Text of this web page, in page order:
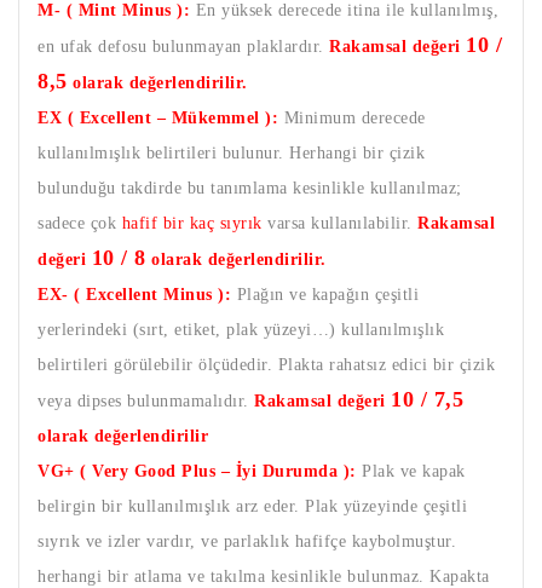
M- ( Mint Minus ): En yüksek derecede itina ile kullanılmış,
en ufak defosu bulunmayan plaklardır. Rakamsal değeri 10 /
8,5 olarak değerlendirilir.
EX ( Excellent – Mükemmel ): Minimum derecede
kullanılmışlık belirtileri bulunur. Herhangi bir çizik
bulunduğu takdirde bu tanımlama kesinlikle kullanılmaz;
sadece çok hafif bir kaç sıyrık varsa kullanılabilir. Rakamsal
değeri 10 / 8 olarak değerlendirilir.
EX- ( Excellent Minus ): Plağın ve kapağın çeşitli
yerlerindeki (sırt, etiket, plak yüzeyi…) kullanılmışlık
belirtileri görülebilir ölçüdedir. Plakta rahatsız edici bir çizik
veya dipses bulunmamalıdır. Rakamsal değeri 10 / 7,5
olarak değerlendirilir
VG+ ( Very Good Plus – İyi Durumda ): Plak ve kapak
belirgin bir kullanılmışlık arz eder. Plak yüzeyinde çeşitli
sıyrık ve izler vardır, ve parlaklık hafifçe kaybolmuştur.
herhangi bir atlama ve takılma kesinlikle bulunmaz. Kapakta